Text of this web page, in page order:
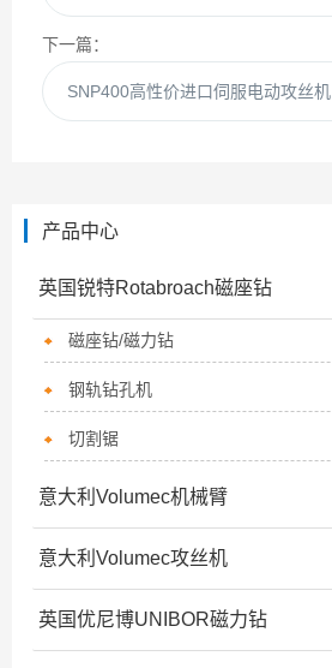
下一篇：
SNP400高性价进口伺服电动攻丝机
产品中心
英国锐特Rotabroach磁座钻
磁座钻/磁力钻
钢轨钻孔机
切割锯
意大利Volumec机械臂
意大利Volumec攻丝机
英国优尼博UNIBOR磁力钻